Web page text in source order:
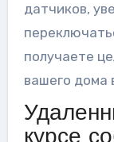
датчиков,
получаете
вашего дома